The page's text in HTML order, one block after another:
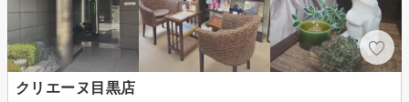
クリエーヌ目黒店